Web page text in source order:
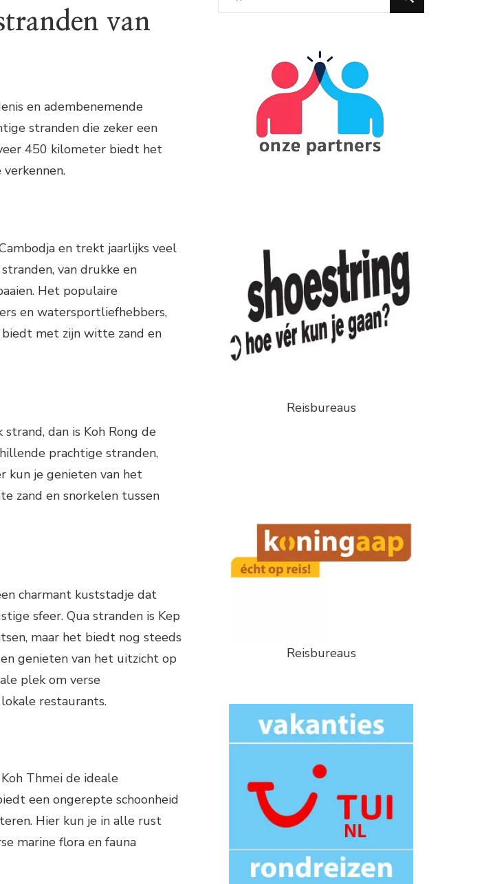
van
en adembenemende
stranden die zeker een
450 kilometer biedt het
en trekt jaarlijks veel
van drukke en
Het populaire
en watersportliefhebbers,
met zijn witte zand en
dan is Koh Rong de
prachtige stranden,
kun je genieten van het
zand en snorkelen tussen
charmant kuststadje dat
sfeer. Qua stranden is Kep
maar het biedt nog steeds
genieten van het uitzicht op
plek om verse
restaurants.
Thmei de ideale
een ongerepte schoonheid
Hier kun je in alle rust
marine flora en fauna
for
Reisbureaus
Reisbureaus